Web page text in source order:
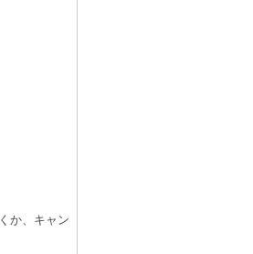
か、キャン